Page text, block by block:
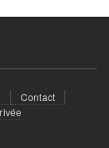
Contact